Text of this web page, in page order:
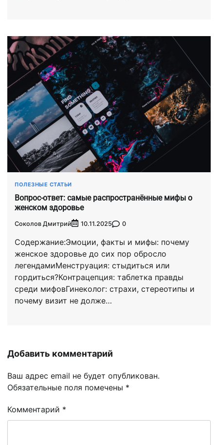
ПОЛЕЗНЫЕ СТАТЬИ
Вопрос-ответ: самые распространённые мифы о
женском здоровье
Соколов Дмитрий 10.11.2025 0
Содержание:Эмоции, факты и мифы: почему
женское здоровье до сих пор обросло
легендамиМенструация: стыдиться или
гордиться?Контрацепция: таблетка правды
среди мифовГинеколог: страхи, стереотипы и
почему визит не долже…
Добавить комментарий
Ваш адрес email не будет опубликован.
Обязательные поля помечены *
Комментарий *